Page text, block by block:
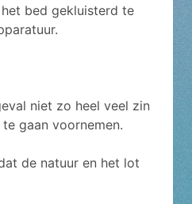
bed gekluisterd te
niet zo heel veel zin
gaan voornemen.
de natuur en het lot